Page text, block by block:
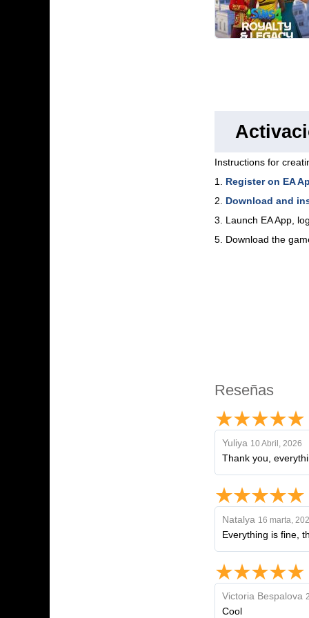
Instructions for
1. Register on EA
2. Download and
3. Launch EA App,
5. Download the
Reseñas
Yuliya 10 Abril, 2026
Thank you,
Natalya 16 marta,
Everything is fine,
Victoria Bespalova
Cool